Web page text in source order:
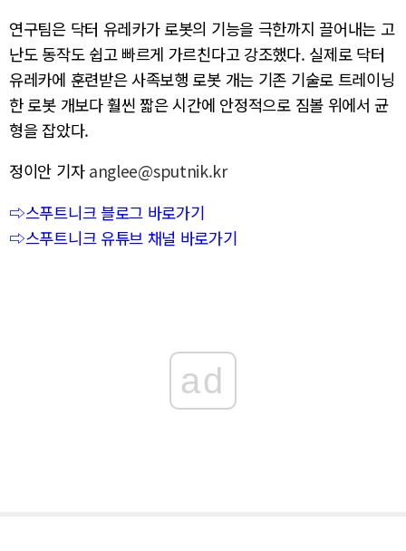
연구팀은 닥터 유레카가 로봇의 기능을 극한까지 끌어내는 고
난도 동작도 쉽고 빠르게 가르친다고 강조했다. 실제로 닥터
유레카에 훈련받은 사족보행 로봇 개는 기존 기술로 트레이닝
한 로봇 개보다 훨씬 짧은 시간에 안정적으로 짐볼 위에서 균
형을 잡았다.
정이안 기자 anglee@sputnik.kr
⇨스푸트니크 블로그 바로가기
⇨스푸트니크 유튜브 채널 바로가기
ad